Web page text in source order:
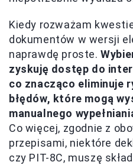
Kiedy rozważam
dokumentów w wersji
naprawdę proste.
zyskuję dostęp do
co znacząco eliminuje
błędów, które mogą
manualnego
Co więcej, zgodnie z
przepisami, niektóre
czy PIT-8C, muszę